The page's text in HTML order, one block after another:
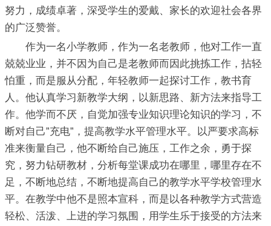
努力，成绩卓著，深受学生的爱戴、家长的欢迎社会各界
的广泛赞誉。
作为一名小学教师，作为一名老教师，他对工作一直
兢兢业业，并不因为自己是老教师而因此挑拣工作，拈轻
怕重，而是服从分配，年轻教师一起探讨工作，教书育
人。他认真学习新教学大纲，以新思路、新方法来指导工
作。他学而不厌，自觉加强专业知识理论知识的学习，不
断对自己”充电”，提高教学水平管理水平。以严要求高标
准来衡量自己，他不断给自己施压，工作之余，勇于探
究，努力钻研教材，分析每堂课成功在哪里，哪里存在不
足，不断地总结，不断地提高自己的教学水平学校管理水
平。在教学中他不是照本宣科，而是以各种教学方式营造
轻松、活泼、上进的学习氛围，用学生乐于接受的方法来